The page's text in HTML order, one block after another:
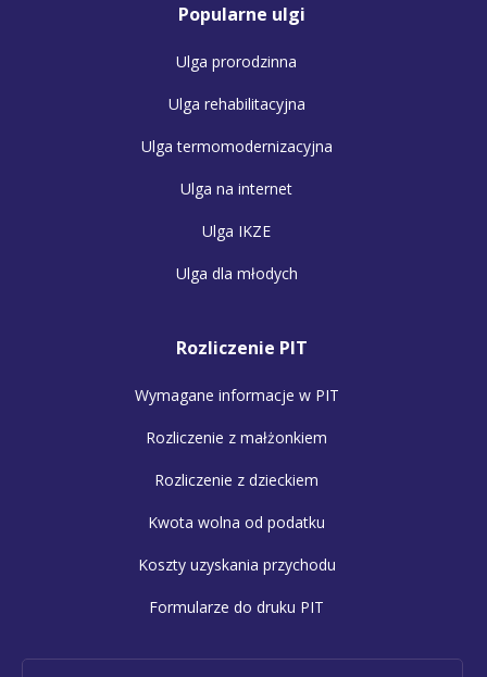
Popularne ulgi
Ulga prorodzinna
Ulga rehabilitacyjna
Ulga termomodernizacyjna
Ulga na internet
Ulga IKZE
Ulga dla młodych
Rozliczenie PIT
Wymagane informacje w PIT
Rozliczenie z małżonkiem
Rozliczenie z dzieckiem
Kwota wolna od podatku
Koszty uzyskania przychodu
Formularze do druku PIT